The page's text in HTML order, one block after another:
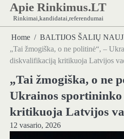
Skip
content
Apie Rinkimus.LT
Rinkimai,kandidatai,referendumai
Home
BALTIJOS ŠALIŲ
„Tai žmogiška, o ne politinė“, –
diskvalifikaciją kritikuoja Latvijos
„Tai žmogiška, o ne
Ukrainos
kritikuoja Latvijos
12 vasario, 2026